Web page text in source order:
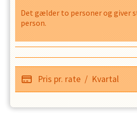
Det gælder to personer og giver
person.
Pris pr. rate/ Kvartal